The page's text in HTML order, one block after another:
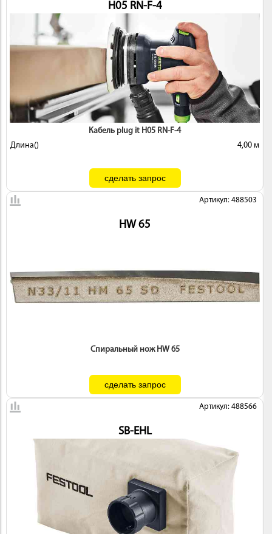
H05 RN-F-4
Кабель plug it H05 RN-F-4
Длина()
4,00 м
Артикул: 488503
HW 65
Спиральный нож HW 65
Артикул: 488566
SB-EHL